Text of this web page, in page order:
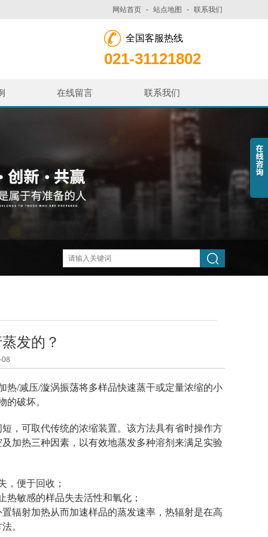
网站首页 - 站点地图 - 联系我们
全国客服热线
021-31121802
在线留言 联系我们
发的？
08
热/减压/漩涡振荡将多样品快速蒸干或定量浓缩的小
的破坏。
，可取代传统的浓缩装置。该方法具有省时操作方
加热三种因素，以有效地蒸发多种溶剂来满足实验
，便于回收；
敏感的样品失去活性和氧化；
辐射加热从而加速样品的蒸发速率，热辐射是在高
。